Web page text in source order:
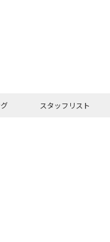
スタッフリスト